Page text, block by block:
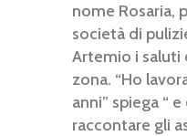
nome Rosaria,
società di
Artemio i saluti
zona. “Ho
anni” spiega “
raccontare gli